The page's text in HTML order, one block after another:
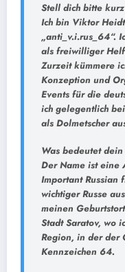
Stell dich bitte
Ich bin Viktor
„anti_v.i.rus_64“.
als freiwilliger
Zurzeit kümmere
Konzeption und
Events für die
ich gelegentlich
als Dolmetscher
Was bedeutet
Der Name ist eine
Important Russian
wichtiger Russe
meinen
Stadt Saratov, wo
Region, in der der
Kennzeichen 64.